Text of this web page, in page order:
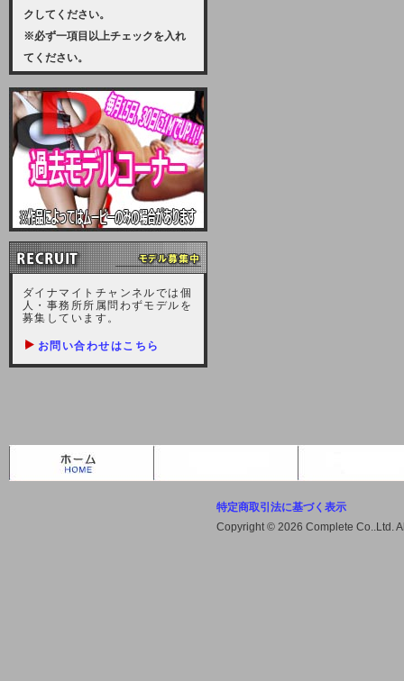
2023年 9月10日（日曜日）午前8：
サーバーメンテナンスを実施いたし
ます。その為、アクセスはできませ
ますが、ご理解の程を宜しくお願い
致します。
2022-09-01 (木)
【サーバーメンテナンスのお知ら
せ】
9月10日（土曜日）AM6：00から
AM8：00（予定）サーバーメンテ
ナンスを致します。ご迷惑をおかけ
しますが、宜しくお願い致します。
2021-10-22 (金)
2021/10/7に起きました地震によ
不安定な状況もあります。会員様に
は、ご不便をお掛けしますが宜しく
クしてください。
※必ず一項目以上チェックを入れ
てください。
ダイナマイトチャンネルでは個
人・事務所所属問わずモデルを
募集しています。
お問い合わせはこちら
特定商取引法に基づく表示
Copyright © 2026 Complete Co..Ltd.